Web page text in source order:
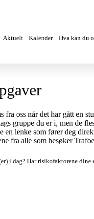
Aktuelt Kalender Hva kan du
fra oss når det har gått en
gruppe du er i, men de
en lenke som fører deg
fra alle som besøker
i dag? Har risikofaktorene dine